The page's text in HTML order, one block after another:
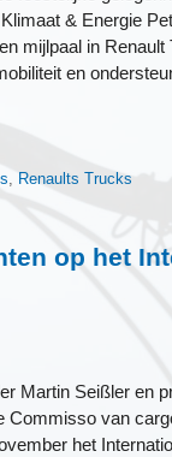
& Energie
mijlpaal in
en
Renaults Trucks
op het
Martin Seißler en
Commisso van
het